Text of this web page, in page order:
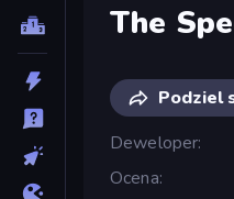
The
Podziel
Deweloper
Ocena